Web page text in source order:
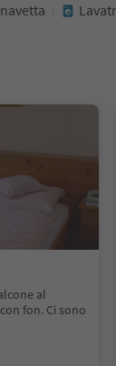
al
fon. Ci sono